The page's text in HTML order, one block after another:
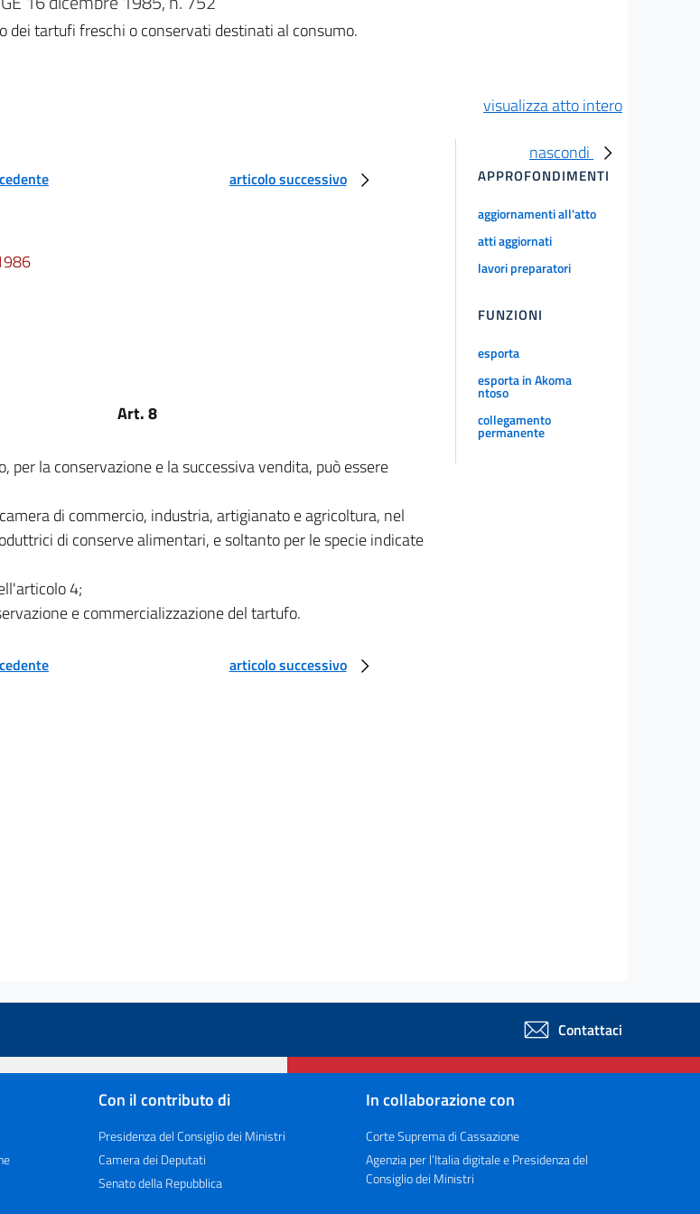
tartufi freschi o conservati destinati al consumo.
visualizza atto intero
articolo successivo
Art. 8
per la conservazione e la successiva vendita, può essere
di commercio, industria, artigianato e agricoltura, nel
di conserve alimentari, e soltanto per le specie indicate
4;
e commercializzazione del tartufo.
articolo successivo
nascondi
APPROFONDIMENTI
aggiornamenti all'atto
atti aggiornati
lavori preparatori
FUNZIONI
esporta
esporta in Akoma
ntoso
collegamento
permanente
Contattaci
Con il contributo di
Presidenza del Consiglio dei Ministri
Camera dei Deputati
Senato della Repubblica
In collaborazione con
Corte Suprema di Cassazione
Agenzia per l’Italia digitale e Presidenza del
Consiglio dei Ministri